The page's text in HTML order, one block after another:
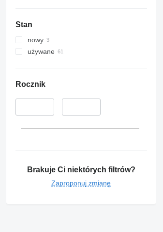
Stan
nowy
używane
Rocznik
–
Brakuje Ci niektórych filtrów?
Zaproponuj zmianę